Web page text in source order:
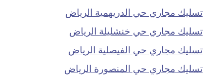
تسليك مجاري حي الدريهمية الرياض
تسليك مجاري حي خنشليلة الرياض
تسليك مجاري حي الفيصلية الرياض
تسليك مجاري حي المنصورة الرياض